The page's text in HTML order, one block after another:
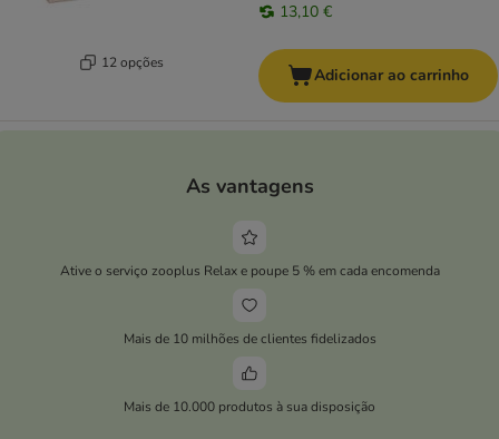
12 opções
13,10 €
Adicionar ao carrinho
As vantagens
Ative o serviço zooplus Relax e poupe 5 % em cada encomenda
Mais de 10 milhões de clientes fidelizados
Mais de 10.000 produtos à sua disposição